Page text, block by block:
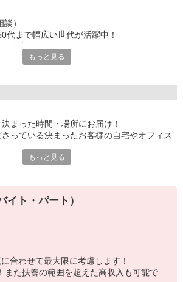
了後も
員と一緒にお客様先を回ります！
けて徐々にお仕事に慣れていただくの
）
代まで幅広い世代が活躍中！
くさんもらえる仕事です！
のお届け業務なので、楽しく、安心して働
か？」「最近こんなことに悩んでて…」な
る環境◎
の有名商品！
る◎
あり！
やヤクルト400など当社指定商品が半額で
の健康も一緒に守れる、うれしい特典です
もっと見る
まった時間・場所にお届け！
っている決まったお客様の自宅やオフィス
平均収入 85,000円/月（週4勤務 扶養内
）
ランチ
もっと見る
イト・パート）
合わせて最大限に考慮します！
た扶養の範囲を超えた高収入も可能で